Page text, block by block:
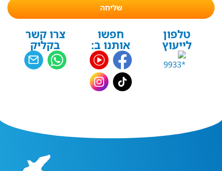
שליחה
טלפון
לייעוץ
חפשו
אותנו ב:
צרו קשר
בקליק